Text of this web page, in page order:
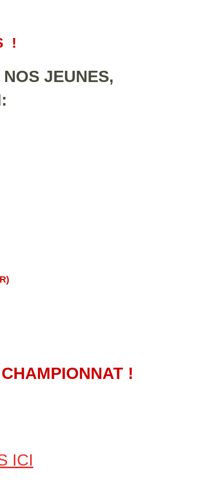
!
JEUNES,
!
ICI